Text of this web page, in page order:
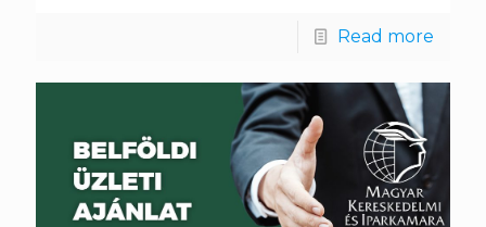
Read more